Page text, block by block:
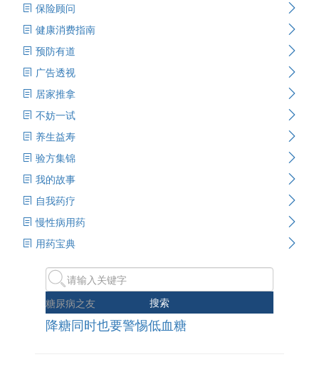
保险顾问
健康消费指南
预防有道
广告透视
居家推拿
不妨一试
养生益寿
验方集锦
我的故事
自我药疗
慢性病用药
用药宝典
搜索
糖尿病之友
降糖同时也要警惕低血糖